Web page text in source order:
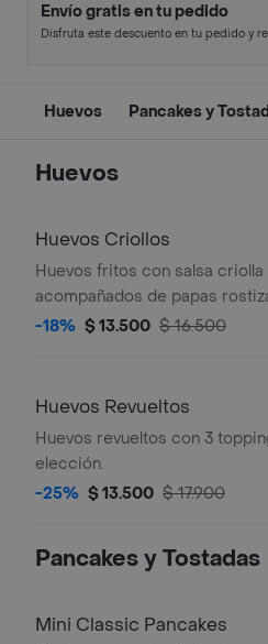
Envío gratis en tu pedido
Disfruta este descuento en tu pedido y
Huevos Pancakes y
Huevos
Huevos Criollos
Huevos fritos con salsa criolla
acompañados de papas
-18% $ 13.500 $ 16.500
Huevos Revueltos
Huevos revueltos con 3
elección.
-25% $ 13.500 $ 17.900
Pancakes y Tostadas
Mini Classic Pancakes